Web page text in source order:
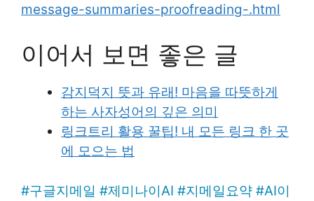
message-summaries-proofreading-.html
이어서 보면 좋은 글
감지덕지 뜻과 유래! 마음을 따뜻하게
하는 사자성어의 깊은 의미
링크트리 활용 꿀팁! 내 모든 링크 한 곳
에 모으는 법
#구글지메일 #제미나이AI #지메일요약 #AI이